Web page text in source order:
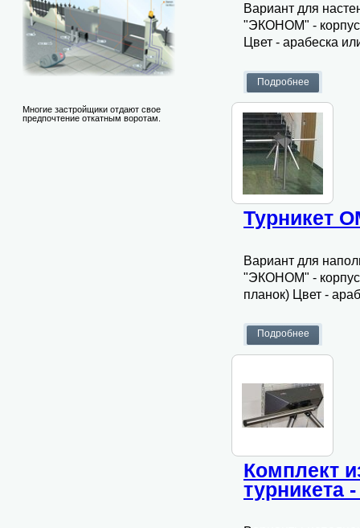
Многие застройщики отдают свое
предпочтение откатным воротам.
Вариант для
"ЭКОНОМ" - корпус
Цвет - арабеска
Турникет
Вариант для
"ЭКОНОМ" - корпус
планок) Цвет -
Комплект
турникета